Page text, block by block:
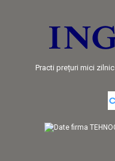
Practi prețuri mici zilnic